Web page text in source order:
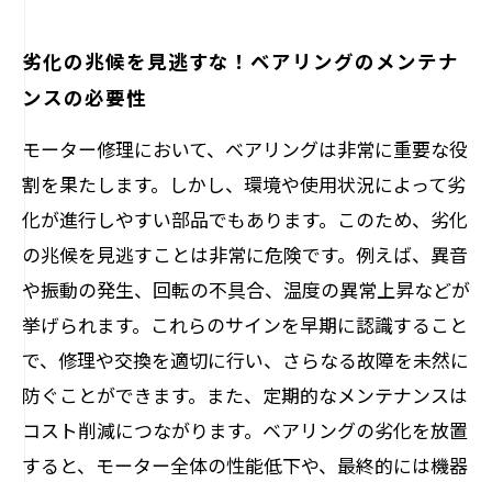
劣化の兆候を見逃すな！ベアリングのメンテナ
ンスの必要性
モーター修理において、ベアリングは非常に重要な役
割を果たします。しかし、環境や使用状況によって劣
化が進行しやすい部品でもあります。このため、劣化
の兆候を見逃すことは非常に危険です。例えば、異音
や振動の発生、回転の不具合、温度の異常上昇などが
挙げられます。これらのサインを早期に認識すること
で、修理や交換を適切に行い、さらなる故障を未然に
防ぐことができます。また、定期的なメンテナンスは
コスト削減につながります。ベアリングの劣化を放置
すると、モーター全体の性能低下や、最終的には機器